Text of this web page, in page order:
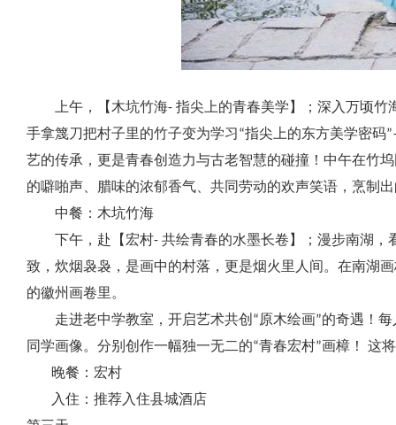
上午，【木坑竹海- 指尖上的青春美学】；深入万顷竹
手拿篾刀把村子里的竹子变为学习“指尖上的东方美学密
艺的传承，更是青春创造力与古老智慧的碰撞！中午在竹
的噼啪声、腊味的浓郁香气、共同劳动的欢声笑语，烹制
中餐：木坑竹海
下午，赴【宏村- 共绘青春的水墨长卷】；漫步南湖，
致，炊烟袅袅，是画中的村落，更是烟火里人间。在南湖
的徽州画卷里。
走进老中学教室，开启艺术共创“原木绘画”的奇遇！每
同学画像。分别创作一幅独一无二的“青春宏村”画樟！ 这
晚餐：宏村
入住：推荐入住县城酒店